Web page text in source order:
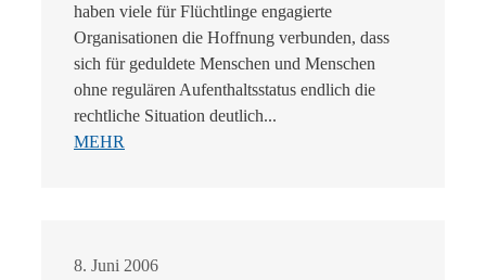
haben viele für Flüchtlinge engagierte
Organisationen die Hoffnung verbunden, dass
sich für geduldete Menschen und Menschen
ohne regulären Aufenthaltsstatus endlich die
rechtliche Situation deutlich...
MEHR
8. Juni 2006